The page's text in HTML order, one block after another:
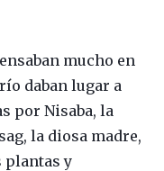
mucho en
daban lugar a
por Nisaba, la
la diosa madre,
plantas y